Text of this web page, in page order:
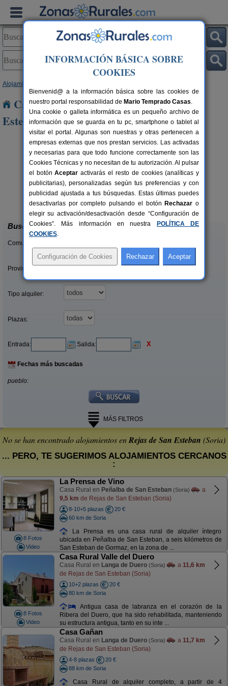
Alojamientos
Casas Rurales cerca de Rejas de San
Esteban
8-16 pers.
desde25 €
Casa Rural Julito
Garray (Soria)
Buscar
Comunidades:
Provincias/Islas:
Tipo alquiler:
Plazas:
Entrada: Salida: X
Fechas más buscadas
pueblo:
MÁS FILTROS
No se han encontrado alojamientos enRejas de San Esteban (Soria)
... PERO, TE SUGERIMOS ALOJAMIENTOS CERCANOS
:
8 Fotos
Video
La Prensa de Vino
Casa Rural en Peñalba de San Esteban (Soria)
a
9,5 km de Rejas de San Esteban (Soria)
8-10+5 plazas
20 €
60 km de Soria
La Prensa es una casa rural de alquiler íntegro
ubicada en Peñalba de San Esteban, a seis kilómetros de
San Esteban de Gormaz, en la zona de ...
8 Fotos
Video
Casa Rural Valle del Duero
Casa Rural en Langa de Duero (Soria) a 11,6 km
de Rejas de San Esteban (Soria)
10+2 plazas
20 €
80 km de Soria
Antigua casa de labranza en el corazón de la
Ribera del Duero, que ha sido rehabilitada, manteniendo
su estructura antigua, tanto en su inte ...
Casa Gañan
Casa Rural en Langa de Duero (Soria) a 11,7 km
de Rejas de San Esteban (Soria)
4-8 plazas
20 €
88 km de Soria
Casa Rural de alquiler completo, a partir de 4
INFORMACIÓN BÁSICA SOBRE
COOKIES
Bienvenid@ a la información básica sobre las cookies de
nuestro portal responsabilidad de Mario Temprado Casas.
Una cookie o galleta informática es un pequeño archivo de
información que se guarda en tu pc, smartphone o tablet al
visitar el portal. Algunas son nuestras y otras pertenecen a
empresas externas que nos prestan servicios. Las activadas
y necesarias para que todo funcione correctamente son las
Cookies Técnicas y no necesitan de tu autorización. Al pulsar
el botónAceptar activarás el resto de cookies (analíticas y
publicitarias), personalizadas según tus preferencias y con
publicidad ajustada a tus búsquedas. Estas últimas puedes
desactivarlas por completo pulsando el botón Rechazar o
elegir su activación/desactivación desde “Configuración de
Cookies”. Más información en nuestra
POLÍTICA DE
COOKIES.